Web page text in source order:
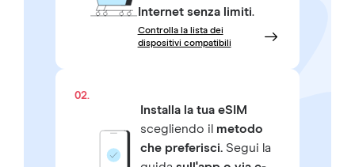
Internet senza limiti.
Controlla la lista dei
dispositivi compatibili
02.
Installa la tua eSIM
scegliendo il metodo
che preferisci.Segui la